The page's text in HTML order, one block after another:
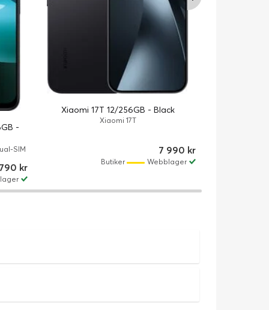
-
SIM
kr
Xiaomi 17T 12/256GB - Black
Xiaomi 17T
7 990 kr
Webblager
Butiker